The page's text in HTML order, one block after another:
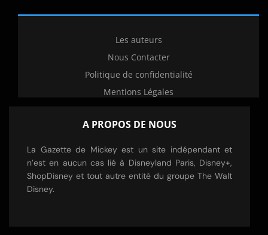
Les auteurs
Nous Contacter
Politique de confidentialité
Mentions Légales
A PROPOS DE NOUS
La Gazette de Mickey est un site indépendant et
n’est en aucun cas lié à Disneyland Paris, Disney+,
ShopDisney et tout autre entité du groupe The Walt
Disney.